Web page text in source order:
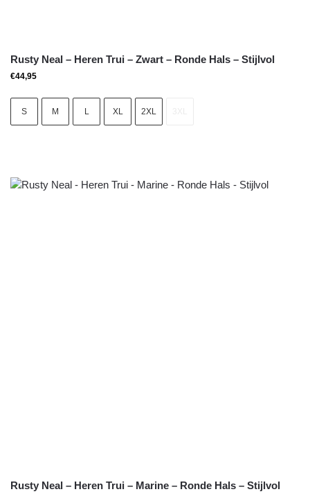
Rusty Neal – Heren Trui – Zwart – Ronde Hals – Stijlvol
€44,95
S M L XL 2XL
Rusty Neal – Heren Trui – Marine – Ronde Hals – Stijlvol